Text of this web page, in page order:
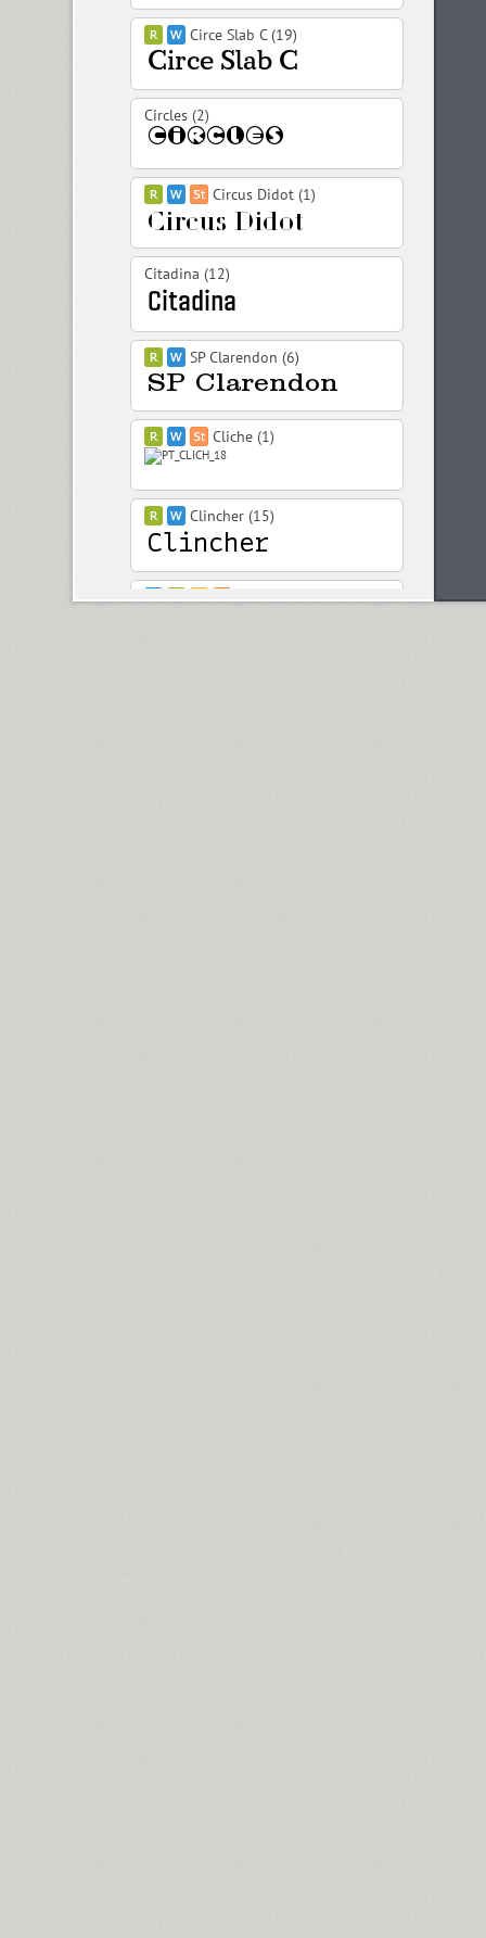
Circe Slab C (19)
Circles (2)
Circus Didot (1)
Citadina (12)
SP Clarendon (6)
Cliche (1)
Clincher (15)
Closer (18)